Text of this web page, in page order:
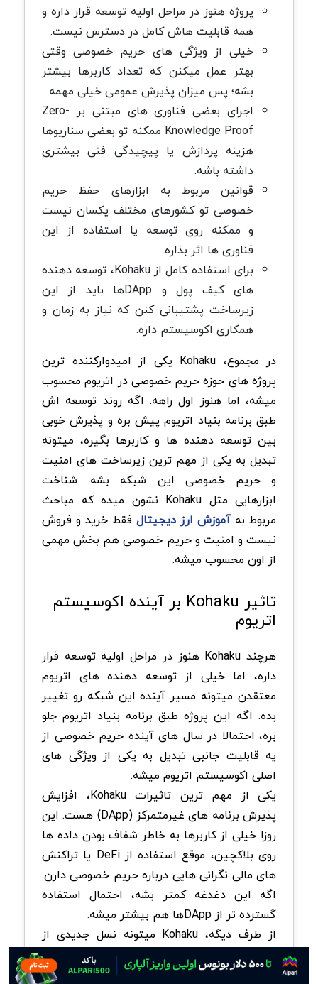
پروژه هنوز در مراحل اولیه توسعه قرار داره و
همه قابلیت هاش کامل در دسترس نیست.
خیلی از ویژگی های حریم خصوصی وقتی
بهتر عمل میکنن که تعداد کاربرها بیشتر
بشه؛ پس میزان پذیرش عمومی خیلی مهمه.
اجرای بعضی فناوری های مبتنی بر Zero-
Knowledge Proof ممکنه تو بعضی سناریوها
هزینه پردازش یا پیچیدگی فنی بیشتری
داشته باشه.
قوانین مربوط به ابزارهای حفظ حریم
خصوصی تو کشورهای مختلف یکسان نیست
و ممکنه روی توسعه یا استفاده از این
فناوری ها اثر بذاره.
برای استفاده کامل از Kohaku، توسعه دهنده
های کیف پول و DAppها باید از این
زیرساخت پشتیبانی کنن که نیاز به زمان و
همکاری اکوسیستم داره.
در مجموع، Kohaku یکی از امیدوارکننده ترین
پروژه های حوزه حریم خصوصی در اتریوم محسوب
میشه، اما هنوز اول راهه. اگه روند توسعه اش
طبق برنامه بنیاد اتریوم پیش بره و پذیرش خوبی
بین توسعه دهنده ها و کاربرها بگیره، میتونه
تبدیل به یکی از مهم ترین زیرساخت های امنیت
و حریم خصوصی این شبکه بشه. شناخت
ابزارهایی مثل Kohaku نشون میده که مباحث
مربوط بهآموزش ارز دیجیتال فقط خرید و فروش
نیست و امنیت و حریم خصوصی هم بخش مهمی
از اون محسوب میشه.
تاثیر Kohaku بر آینده اکوسیستم
اتریوم
هرچند Kohaku هنوز در مراحل اولیه توسعه قرار
داره، اما خیلی از توسعه دهنده های اتریوم
معتقدن میتونه مسیر آینده این شبکه رو تغییر
بده. اگه این پروژه طبق برنامه بنیاد اتریوم جلو
بره، احتمالا در سال های آینده حریم خصوصی از
یه قابلیت جانبی تبدیل به یکی از ویژگی های
اصلی اکوسیستم اتریوم میشه.
یکی از مهم ترین تاثیرات Kohaku، افزایش
پذیرش برنامه های غیرمتمرکز (DApp) هست. این
روزا خیلی از کاربرها به خاطر شفاف بودن داده ها
روی بلاکچین، موقع استفاده از DeFi یا تراکنش
های مالی نگرانی هایی درباره حریم خصوصی دارن.
اگه این دغدغه کمتر بشه، احتمال استفاده
گسترده تر از DAppها هم بیشتر میشه.
از طرف دیگه، Kohaku میتونه نسل جدیدی از
کیف پول های اتریوم رو شکل بده؛ کیف پول هایی
که فقط برای نگهداری دارایی نیستن، بلکه به